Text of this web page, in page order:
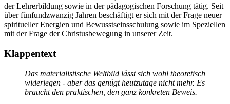
der Lehrerbildung sowie in der pädagogischen Forschung tätig. Seit
über fünfundzwanzig Jahren beschäftigt er sich mit der Frage neuer
spiritueller Energien und Bewusstseinsschulung sowie im Speziellen
mit der Frage der Christusbewegung in unserer Zeit.
Klappentext
Das materialistische Weltbild lässt sich wohl theoretisch
widerlegen - aber das genügt heutzutage nicht mehr. Es
braucht den praktischen, den ganz konkreten Beweis.